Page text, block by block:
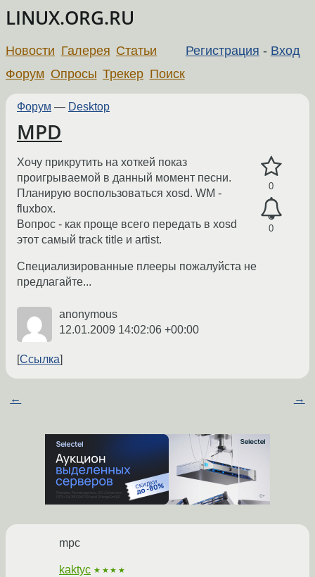
LINUX.ORG.RU
Регистрация - Вход
Новости Галерея Статьи
Форум Опросы Трекер Поиск
Форум — Desktop
MPD
0
0
Хочу прикрутить на хоткей показ
проигрываемой в данный момент песни.
Планирую воспользоваться xosd. WM -
fluxbox.
Вопрос - как проще всего передать в xosd
этот самый track title и artist.
Специализированные плееры пожалуйста не
предлагайте...
anonymous
12.01.2009 14:02:06 +00:00
Ссылка
← →
mpc
kaktyc ★★★★